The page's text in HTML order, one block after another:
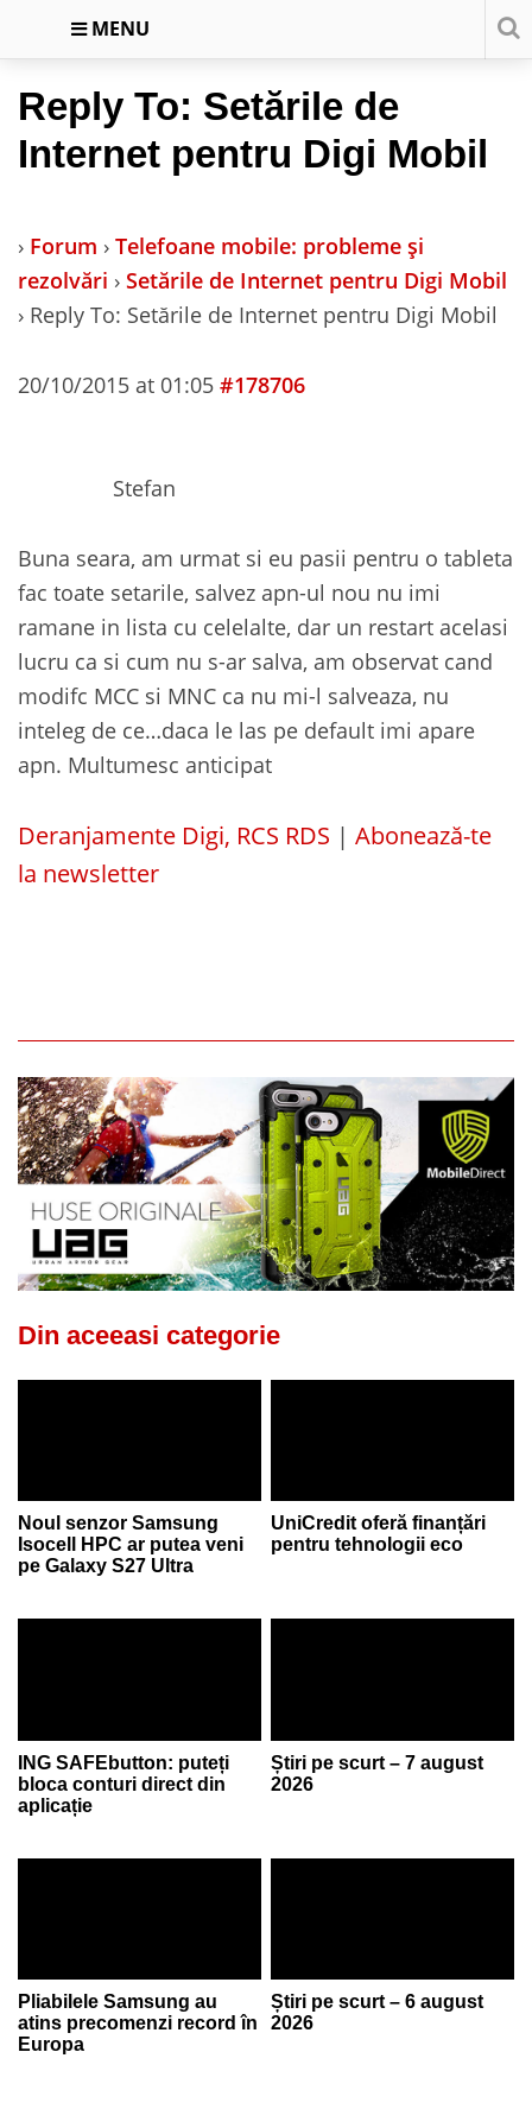
MENU
Reply To: Setările de
Internet pentru Digi Mobil
› Forum › Telefoane mobile: probleme și
rezolvări › Setările de Internet pentru Digi Mobil
› Reply To: Setările de Internet pentru Digi Mobil
20/10/2015 at 01:05 #178706
Stefan
Buna seara, am urmat si eu pasii pentru o tableta
fac toate setarile, salvez apn-ul nou nu imi
ramane in lista cu celelalte, dar un restart acelasi
lucru ca si cum nu s-ar salva, am observat cand
modifc MCC si MNC ca nu mi-l salveaza, nu
inteleg de ce…daca le las pe default imi apare
apn. Multumesc anticipat
Deranjamente Digi, RCS RDS | Abonează-te
la newsletter
Din aceeasi categorie
Noul senzor Samsung
Isocell HPC ar putea veni
pe Galaxy S27 Ultra
UniCredit oferă finanțări
pentru tehnologii eco
ING SAFEbutton: puteți
bloca conturi direct din
aplicație
Știri pe scurt – 7 august
2026
Pliabilele Samsung au
atins precomenzi record în
Europa
Știri pe scurt – 6 august
2026